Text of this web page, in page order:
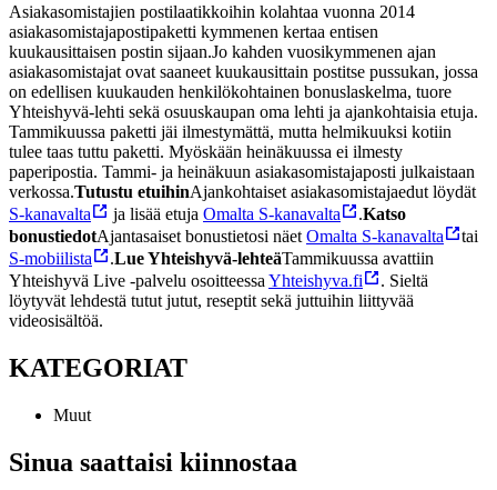
Asiakasomistajien postilaatikkoihin kolahtaa vuonna 2014
asiakasomistajapostipaketti kymmenen kertaa entisen
kuukausittaisen postin sijaan.Jo kahden vuosikymmenen ajan
asiakasomistajat ovat saaneet kuukausittain postitse pussukan, jossa
on edellisen kuukauden henkilökohtainen bonuslaskelma, tuore
Yhteishyvä-lehti sekä osuuskaupan oma lehti ja ajankohtaisia etuja.
Tammikuussa paketti jäi ilmestymättä, mutta helmikuuksi kotiin
tulee taas tuttu paketti. Myöskään heinäkuussa ei ilmesty
paperipostia. Tammi- ja heinäkuun asiakasomistajaposti julkaistaan
verkossa.Tutustu etuihinAjankohtaiset asiakasomistajaedut löydät
S-kanavalta
ja lisää etuja Omalta S-kanavalta .Katso
bonustiedotAjantasaiset bonustietosi näet Omalta S-kanavalta
tai
S-mobiilista
.Lue Yhteishyvä-lehteäTammikuussa avattiin
Yhteishyvä Live -palvelu osoitteessa Yhteishyva.fi
. Sieltä
löytyvät lehdestä tutut jutut, reseptit sekä juttuihin liittyvää
videosisältöä.
KATEGORIAT
Muut
Sinua saattaisi kiinnostaa